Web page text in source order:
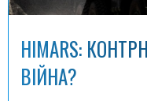
HIMARS:
ВІЙНА?